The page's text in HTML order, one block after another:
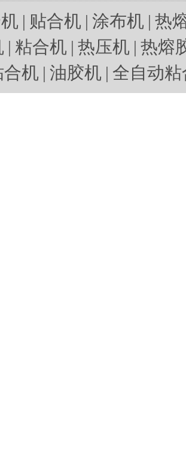
| 贴合机 | 涂布机 | 热
| 粘合机 | 热压机 | 热熔
机 | 油胶机 | 全自动粘